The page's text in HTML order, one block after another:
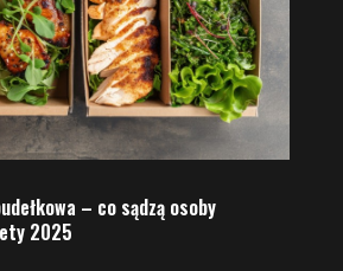
– co sądzą osoby
2025